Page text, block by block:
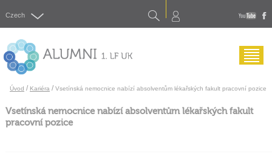
Czech Search
Úvod / Kariéra /Vsetínská nemocnice nabízí absolventům lékařských fakult pracovní pozice
Vsetínská nemocnice nabízí absolventům lékařských fakult
pracovní pozice